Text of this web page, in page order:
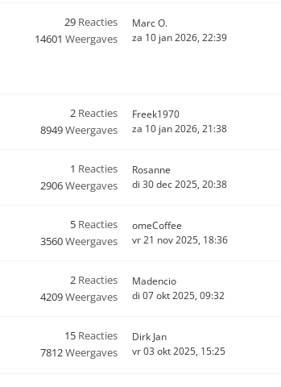
29 Reacties
14601 Weergaves
Marc O.
za 10 jan 2026, 22:39
2 Reacties
8949Weergaves
Freek1970
za 10 jan 2026, 21:38
1 Reacties
2906Weergaves
Rosanne
di 30 dec 2025, 20:38
5 Reacties
3560Weergaves
omeCoffee
vr 21 nov 2025, 18:36
2 Reacties
4209Weergaves
Madencio
di 07 okt 2025, 09:32
15 Reacties
7812Weergaves
Dirk Jan
vr 03 okt 2025, 15:25